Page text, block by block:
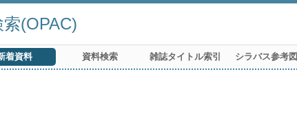
(OPAC)
着資料 資料検索 雑誌タイトル索引 シラバス参考